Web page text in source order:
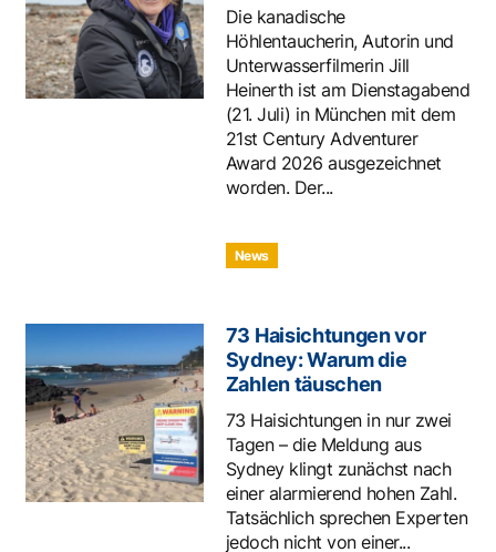
Die kanadische
Höhlentaucherin, Autorin und
Unterwasserfilmerin Jill
Heinerth ist am Dienstagabend
(21. Juli) in München mit dem
21st Century Adventurer
Award 2026 ausgezeichnet
worden. Der...
News
73 Haisichtungen vor
Sydney: Warum die
Zahlen täuschen
73 Haisichtungen in nur zwei
Tagen – die Meldung aus
Sydney klingt zunächst nach
einer alarmierend hohen Zahl.
Tatsächlich sprechen Experten
jedoch nicht von einer...